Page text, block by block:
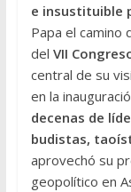
e insustituible
Papa el camino
del VII
central de su
en la
decenas de
budistas,
aprovechó su
geopolítico en